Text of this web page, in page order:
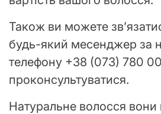
Також ви можете
будь-який месенджер за
телефону +38 (073) 780 00
проконсультуватися.
Натуральне волосся вони